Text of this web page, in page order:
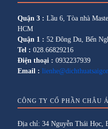
Quận 3 : Lầu 6, Tòa nhà
HCM
Quận 1 : 52 Đông Du, Bến
Tel : 028.66829216
Điện thoại : 0932237939
Email :
CÔNG TY CỔ PHẦN CHÂU Á
Địa chỉ: 34 Nguyễn Thái Học,